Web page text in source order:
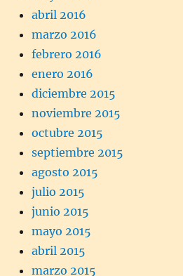
abril 2016
marzo 2016
febrero 2016
enero 2016
diciembre 2015
noviembre 2015
octubre 2015
septiembre 2015
agosto 2015
julio 2015
junio 2015
mayo 2015
abril 2015
marzo 2015